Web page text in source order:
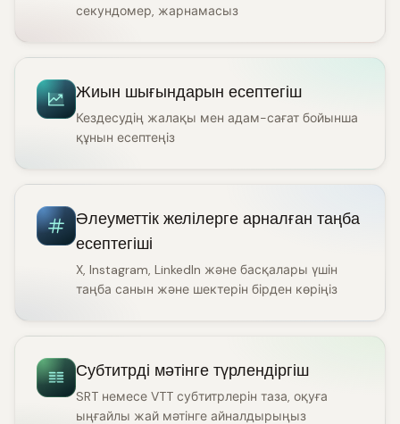
секундомер, жарнамасыз
Жиын шығындарын есептегіш
Кездесудің жалақы мен адам-сағат бойынша
құнын есептеңіз
Әлеуметтік желілерге арналған таңба
есептегіші
X, Instagram, LinkedIn және басқалары үшін
таңба санын және шектерін бірден көріңіз
Субтитрді мәтінге түрлендіргіш
SRT немесе VTT субтитрлерін таза, оқуға
ыңғайлы жай мәтінге айналдырыңыз